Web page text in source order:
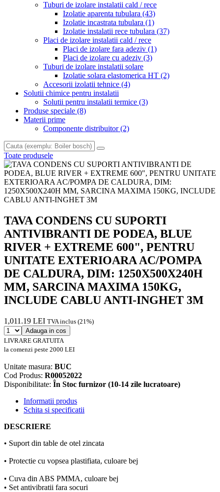
Tuburi de izolare instalatii cald / rece
Izolatie aparenta tubulara (43)
Izolatie incastrata tubulara (1)
Izolatie instalatii rece tubulara (37)
Placi de izolare instalatii cald / rece
Placi de izolare fara adeziv (1)
Placi de izolare cu adeziv (3)
Tuburi de izolare instalatii solare
Izolatie solara elastomerica HT (2)
Accesorii izolatii tehnice (4)
Solutii chimice pentru instalatii
Solutii pentru instalatii termice (3)
Produse speciale (8)
Materii prime
Componente distribuitor(2)
Toate produsele
TAVA CONDENS CU SUPORTI
ANTIVIBRANTI DE PODEA, BLUE
RIVER + EXTREME 600", PENTRU
UNITATE EXTERIOARA AC/POMPA
DE CALDURA, DIM: 1250X500X240H
MM, SARCINA MAXIMA 150KG,
INCLUDE CABLU ANTI-INGHET 3M
1,011.19 LEI TVA inclus (21%)
Adauga in cos
LIVRARE GRATUITA
la comenzi peste 2000 LEI
Unitate masura: BUC
Cod Produs: R00052022
Disponibilitate: În Stoc furnizor (10-14 zile lucratoare)
Informatii produs
Schita si specificatii
DESCRIERE
• Suport din table de otel zincata
• Protectie cu vopsea plastifiata, culoare bej
• Cuva din ABS PMMA, culoare bej
• Set antivibratii fara socuri